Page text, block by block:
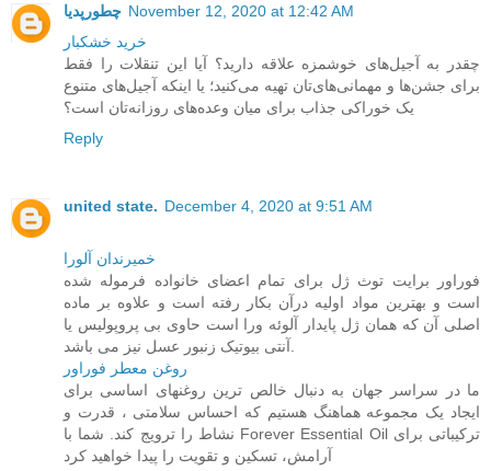
چطورپدیا November 12, 2020 at 12:42 AM
خرید خشکبار
چقدر به آجیل‌های خوشمزه علاقه دارید؟ آیا این تنقلات را فقط
برای جشن‌ها و مهمانی‌های‌تان تهیه می‌کنید؛ یا اینکه آجیل‌های متنوع
یک خوراکی جذاب برای میان وعده‌های روزانه‌تان است؟
Reply
united state. December 4, 2020 at 9:51 AM
خمیرندان آلورا
فوراور برایت توث ژل برای تمام اعضای خانواده فرموله شده
است و بهترین مواد اولیه درآن بکار رفته است و علاوه بر ماده
اصلی آن که همان ژل پایدار آلوئه ورا است حاوی بی پروپولیس یا
روغن معطر فوراور
ما در سراسر جهان به دنبال خالص ترین روغنهای اساسی برای
ایجاد یک مجموعه هماهنگ هستیم که احساس سلامتی ، قدرت و
نشاط را ترویج کند. شما با Forever Essential Oil ترکیباتی برای
آرامش، تسکین و تقویت را پیدا خواهید کرد